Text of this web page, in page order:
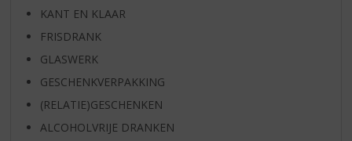
KANT EN KLAAR
FRISDRANK
GLASWERK
GESCHENKVERPAKKING
(RELATIE)GESCHENKEN
ALCOHOLVRIJE DRANKEN